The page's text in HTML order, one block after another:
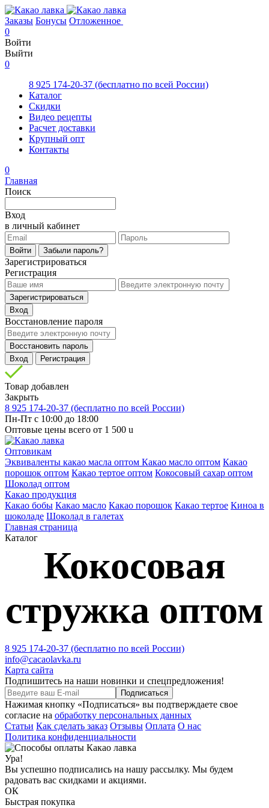
Заказы Бонусы Отложенное
0
Войти
Выйти
0
8 925 174-20-37 (бесплатно по всей России)
Каталог
Скидки
Видео рецепты
Расчет доставки
Крупный опт
Контакты
0
Главная
Поиск
Вход
в личный кабинет
Войти Забыли пароль?
Зарегистрироваться
Регистрация
Зарегистрироваться
Вход
Восстановление пароля
Восстановить пароль
Вход
Регистрация
Товар добавлен
Закрыть
8 925 174-20-37 (бесплатно по всей России)
Пн-Пт с 10:00 до 18:00
Оптовые цены всего от 1 500 u
Оптовикам
Эквиваленты какао масла оптом Какао масло оптом Какао
порошок оптом Какао тертое оптом Кокосовый сахар оптом
Шоколад оптом
Какао продукция
Какао бобы Какао масло Какао порошок Какао тертое Киноа в
шоколаде Шоколад в галетах
Главная страница
Каталог
Кокосовая
стружка оптом
8 925 174-20-37 (бесплатно по всей России)
info@cacaolavka.ru
Карта сайта
Подпишитесь на наши новинки и спецпредложения!
Подписаться
Нажимая кнопку «Подписаться» вы подтверждаете свое
согласие на обработку персональных данных
Статьи Как сделать заказ Отзывы Оплата О нас
Политика конфиденциальности
Ура!
Вы успешно подписались на нашу рассылку. Мы будем
радовать вас скидками и акциями.
ОК
Быстрая покупка